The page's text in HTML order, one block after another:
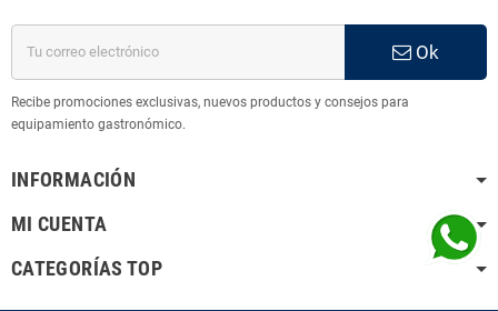
Ok
Recibe promociones exclusivas, nuevos productos y consejos para
equipamiento gastronómico.
INFORMACIÓN
MI CUENTA
CATEGORÍAS TOP